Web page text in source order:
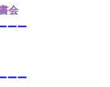
会
ーー
ーー